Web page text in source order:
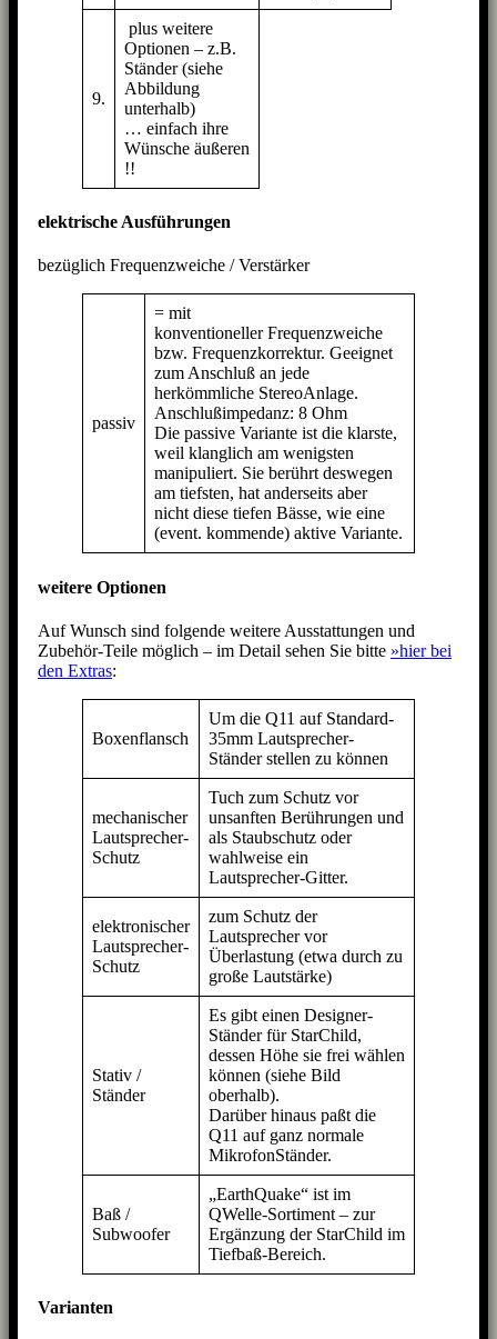
9.
plus weitere
Optionen – z.B.
Ständer (siehe
Abbildung
unterhalb)
… einfach ihre
Wünsche äußeren
!!
elektrische Ausführungen
bezüglich Frequenzweiche / Verstärker
passiv
= mit
konventioneller Frequenzweiche
bzw. Frequenzkorrektur. Geeignet
zum Anschluß an jede
herkömmliche StereoAnlage.
Anschlußimpedanz: 8 Ohm
Die passive Variante ist die klarste,
weil klanglich am wenigsten
manipuliert. Sie berührt deswegen
am tiefsten, hat anderseits aber
nicht diese tiefen Bässe, wie eine
(event. kommende) aktive Variante.
weitere Optionen
Auf Wunsch sind folgende weitere Ausstattungen und
Zubehör-Teile möglich – im Detail sehen Sie bitte »hier bei
den Extras:
Boxenflansch
Um die Q11 auf Standard-
35mm Lautsprecher-
Ständer stellen zu können
mechanischer
Lautsprecher-
Schutz
Tuch zum Schutz vor
unsanften Berührungen und
als Staubschutz oder
wahlweise ein
Lautsprecher-Gitter.
elektronischer
Lautsprecher-
Schutz
zum Schutz der
Lautsprecher vor
Überlastung (etwa durch zu
große Lautstärke)
Stativ /
Ständer
Es gibt einen Designer-
Ständer für StarChild,
dessen Höhe sie frei wählen
können (siehe Bild
oberhalb).
Darüber hinaus paßt die
Q11 auf ganz normale
MikrofonStänder.
Baß /
Subwoofer
„EarthQuake“ ist im
QWelle-Sortiment – zur
Ergänzung der StarChild im
Tiefbaß-Bereich.
Varianten